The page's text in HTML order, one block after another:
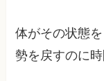
体がその状態
勢を戻すのに